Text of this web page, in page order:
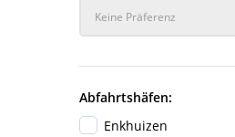
Keine Präferenz
Abfahrtshäfen:
Enkhuizen